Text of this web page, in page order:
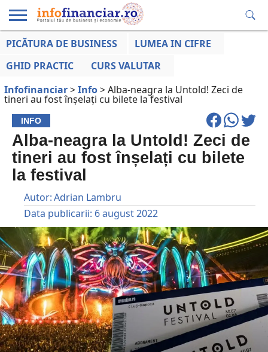
EDUCAȚIE
LA ZI
AFACERILOR
PICĂTURA DE BUSINESS
LUMEA IN CIFRE
GHID PRACTIC
CURS VALUTAR
Infofinanciar>Info>Alba-neagra la Untold! Zeci de
tineri au fost înșelați cu bilete la festival
INFO
Alba-neagra la Untold! Zeci de
tineri au fost înșelați cu bilete
la festival
Autor:Adrian Lambru
Data publicarii: 6 august 2022